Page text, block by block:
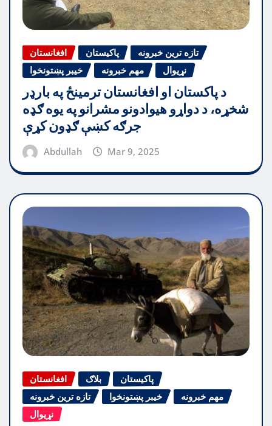
افغانستان پاکیستان
تازه ترین خبرونه
خیبر پښتونخوا
مهم خبرونه نړیوال
د پاکستان او افغانستان ترمینځ په بارډر
شخړه، د دواړو هیوادونو مشرانو په یوه ګډه
جرګه کښې ګډون کړې
Abdullah Mar 9, 2025
افغانستان بلاګ
پاکیستان
تازه ترین خبرونه
خیبر پښتونخوا
مهم خبرونه
نړیوال